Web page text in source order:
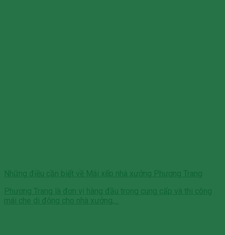
Những điều cần biết về Mái xếp nhà xưởng Phương Trang
Phương Trang là đơn vị hàng đầu trong cung cấp và thi công
mái che di động cho nhà xưởng,...